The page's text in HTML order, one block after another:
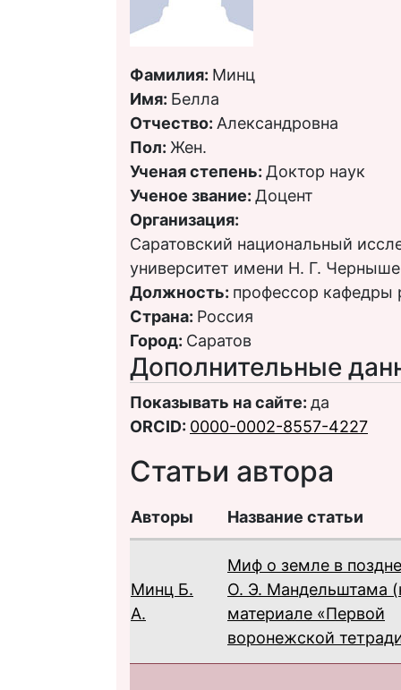
Фамилия: Минц
Имя: Белла
Отчество: Александровна
Пол: Жен.
Ученая степень: Доктор наук
Ученое звание: Доцент
Организация:
Саратовский национальный
университет имени Н. Г.
Должность: профессор кафедры
Страна: Россия
Город: Саратов
Дополнительные
Показывать на сайте: да
ORCID: 0000-0002-8557-4227
Статьи автора
Авторы Название статьи
Минц Б.
А.
Миф о земле в
О. Э. Мандельштама
материале «Первой
воронежской